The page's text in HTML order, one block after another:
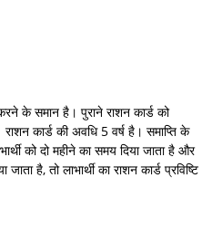
के समान है। पुराने राशन कार्ड को
कार्ड की अवधि 5 वर्ष है। समाप्ति के
को दो महीने का समय दिया जाता है और
जाता है, तो लाभार्थी का राशन कार्ड प्रविष्टि